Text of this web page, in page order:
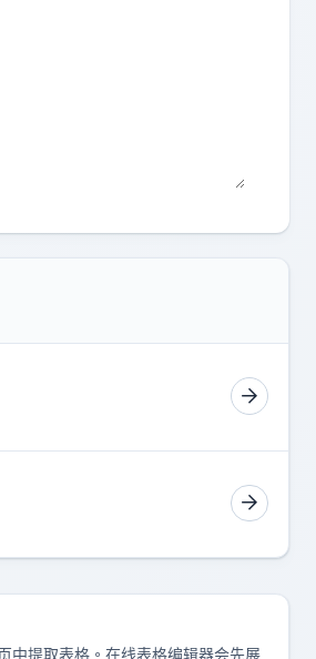
中提取表格。在线表格编辑器会先展